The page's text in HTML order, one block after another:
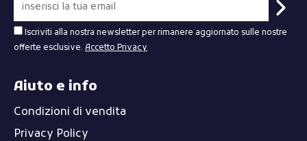
Iscriviti alla nostra newsletter per rimanere aggiornato sulle nostre
offerte esclusive. Accetto Privacy
Aiuto e info
Condizioni di vendita
Privacy Policy